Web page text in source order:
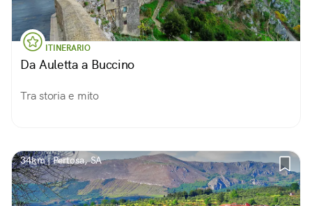
ITINERARIO
Da Auletta a Buccino
Tra storia e mito
34km | Pertosa, SA